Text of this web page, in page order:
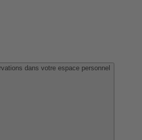
dans votre espace personnel